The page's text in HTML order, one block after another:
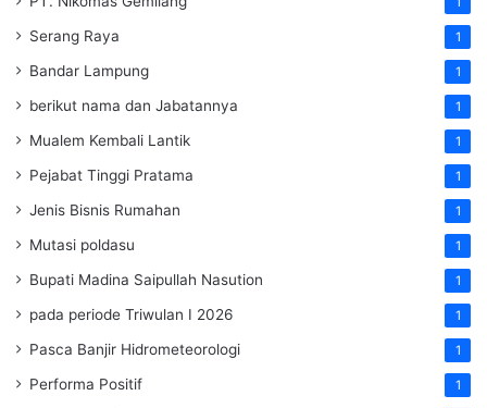
Serang Raya 1
Bandar Lampung 1
berikut nama dan Jabatannya 1
Mualem Kembali Lantik 1
Pejabat Tinggi Pratama 1
Jenis Bisnis Rumahan 1
Mutasi poldasu 1
Bupati Madina Saipullah Nasution 1
pada periode Triwulan I 2026 1
Pasca Banjir Hidrometeorologi 1
Performa Positif 1